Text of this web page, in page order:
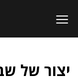
יצור של